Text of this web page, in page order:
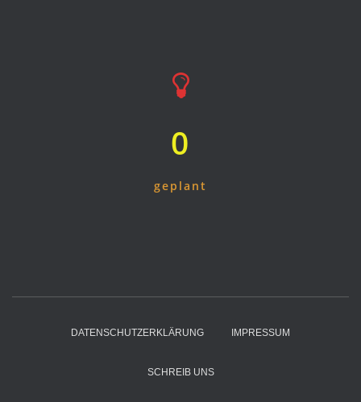
0
geplant
DATENSCHUTZERKLÄRUNG IMPRESSUM
SCHREIB UNS